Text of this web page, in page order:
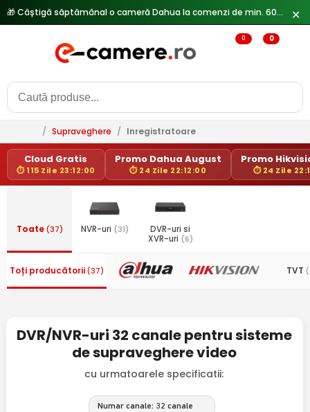
✕
0 0
/ Supraveghere / Inregistratoare
Cloud Gratis
⏱ 115 Zile 23:12:00
Promo Dahua August
⏱ 24 Zile 22:12:00
Promo
⏱ 24 Zile
Toate(37) NVR-uri (31)
DVR-uri si
XVR-uri (6)
Toți producătorii (37) TVT
DVR/NVR-uri 32 canale pentru sisteme
de supraveghere video
cu urmatoarele specificatii:
Numar canale: 32 canale